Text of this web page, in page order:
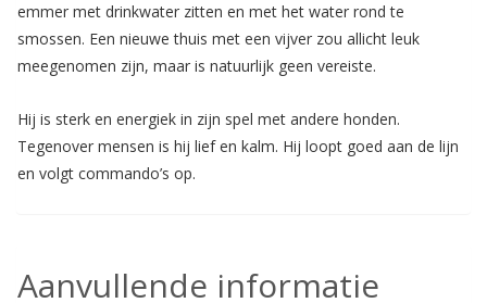
emmer met drinkwater zitten en met het water rond te
smossen. Een nieuwe thuis met een vijver zou allicht leuk
meegenomen zijn, maar is natuurlijk geen vereiste.
Hij is sterk en energiek in zijn spel met andere honden.
Tegenover mensen is hij lief en kalm. Hij loopt goed aan de lijn
en volgt commando’s op.
Aanvullende informatie